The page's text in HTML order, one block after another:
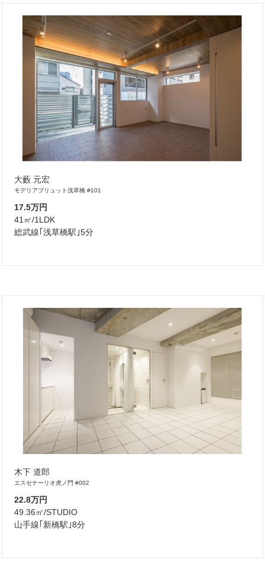
大藪 元宏
モデリアブリュット浅草橋 #101
17.5万円
41㎡/1LDK
総武線｢浅草橋駅｣5分
木下 道郎
エスセナーリオ虎ノ門 #002
22.8万円
49.36㎡/STUDIO
山手線｢新橋駅｣8分